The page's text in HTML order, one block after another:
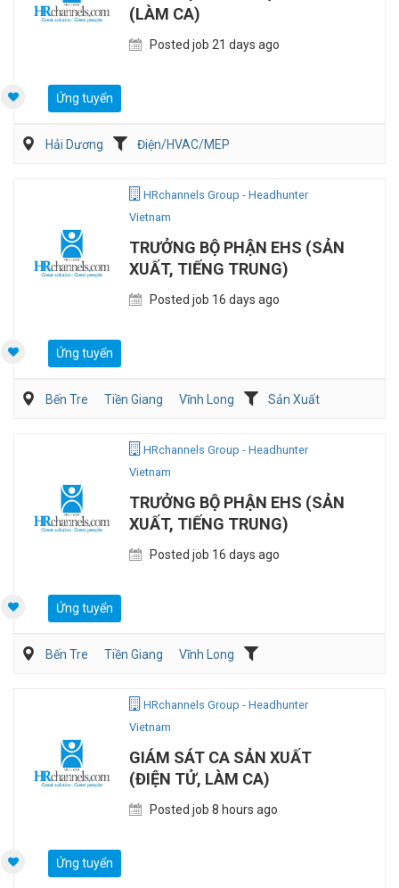
(LÀM CA)
Posted job 21 days ago
Ứng tuyển
Hải Dương Điện/HVAC/MEP
HRchannels Group - Headhunter
Vietnam
TRƯỞNG BỘ PHẬN EHS (SẢN
XUẤT, TIẾNG TRUNG)
Posted job 16 days ago
Ứng tuyển
Bến Tre Tiền Giang Vĩnh Long Sản Xuất
HRchannels Group - Headhunter
Vietnam
TRƯỞNG BỘ PHẬN EHS (SẢN
XUẤT, TIẾNG TRUNG)
Posted job 16 days ago
Ứng tuyển
Bến Tre Tiền Giang
Vĩnh Long
HRchannels Group - Headhunter
Vietnam
GIÁM SÁT CA SẢN XUẤT
(ĐIỆN TỬ, LÀM CA)
Posted job 8 hours ago
Ứng tuyển